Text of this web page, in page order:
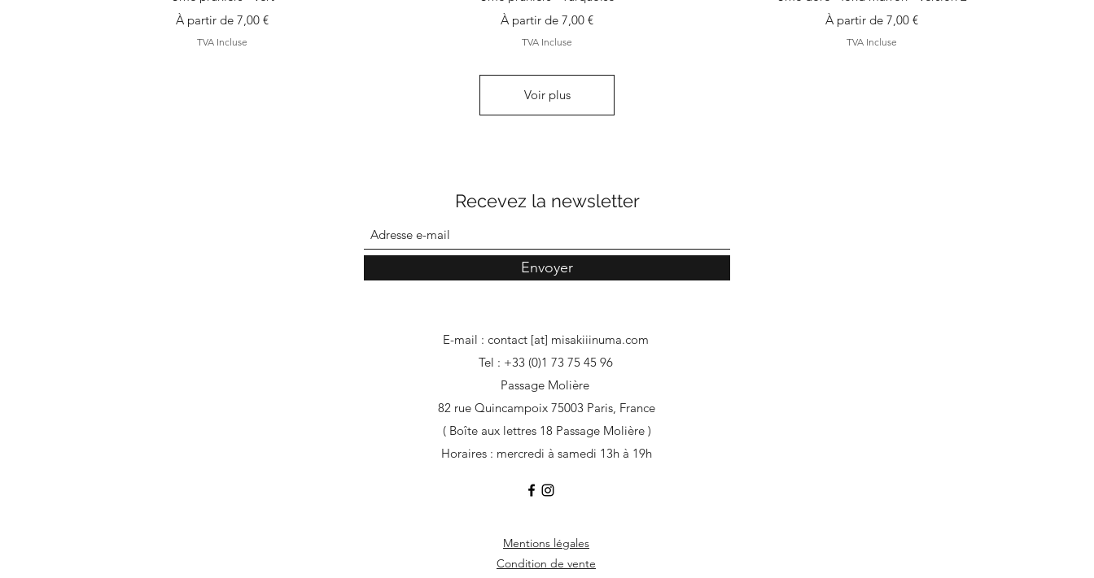
À partir de7,00 €
Prix promotionnel
TVA Incluse
À partir de 7,00 €
Prix promotionnel
TVA Incluse
À partir de 7,00 €
Prix promotionnel
TVA Incluse
Voir plus
Recevez la newsletter
Envoyer
E-mail : contact [at] misakiiinuma.com
Tel : +33 (0)1 73 75 45 96
Passage Molière
82 rue Quincampoix 75003 Paris, France
( Boîte aux lettres 18 Passage Molière )
Horaires : mercredi à samedi 13h à 19h
Mentions légales
Condition de vente